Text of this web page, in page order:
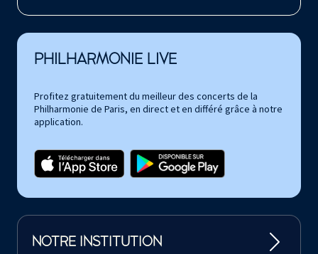
PHILHARMONIE LIVE
Profitez gratuitement du meilleur des concerts de la
Philharmonie de Paris, en direct et en différé grâce à notre
application.
NOTRE INSTITUTION